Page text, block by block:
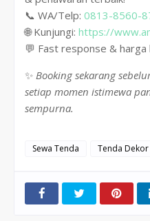
📞 WA/Telp: 0813-8560-
🌐 Kunjungi: https://
💬 Fast response & harga
✨ Booking sekarang
setiap momen istimewa
sempurna.
Sewa Tenda Tenda Dekor